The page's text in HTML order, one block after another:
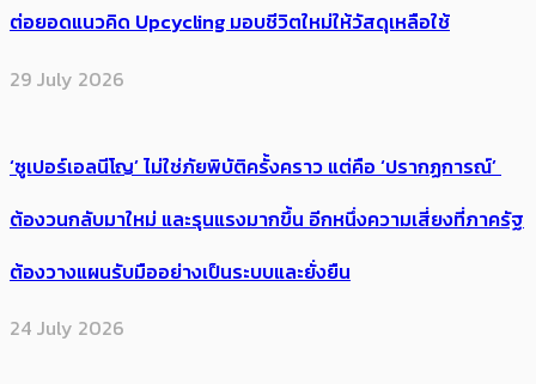
ต่อยอดแนวคิด Upcycling มอบชีวิตใหม่ให้วัสดุเหลือใช้
29 July 2026
‘ซูเปอร์เอลนีโญ’ ไม่ใช่ภัยพิบัติครั้งคราว แต่คือ ‘ปรากฏการณ์’ ​
ต้อง​วนกลับมาใหม่ และรุนแรงมากขึ้น อีกหนึ่งความเสี่ยงที่ภาครัฐ
ต้องวางแผนรับมืออย่างเป็นระบบและยั่งยืน
24 July 2026